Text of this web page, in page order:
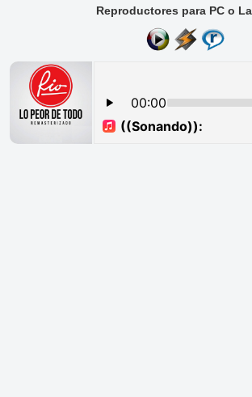
Reproductores para PC o